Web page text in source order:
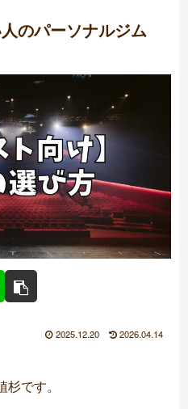
のパーソナルジム
2025.12.20 2026.04.14
杉です。